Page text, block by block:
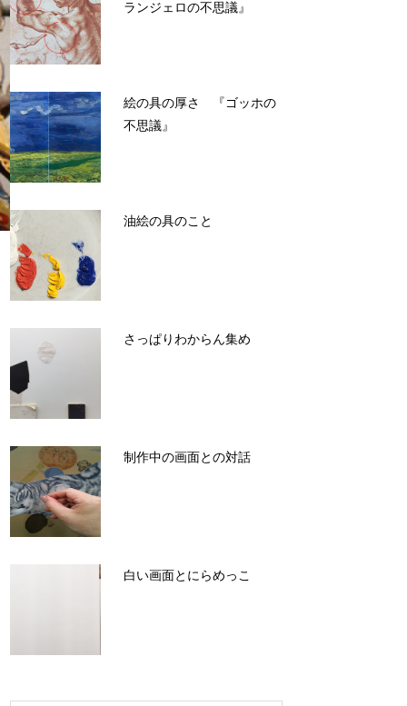
ランジェロの不思議』
絵の具の厚さ 『ゴッホの
不思議』
油絵の具のこと
さっぱりわからん集め
制作中の画面との対話
白い画面とにらめっこ